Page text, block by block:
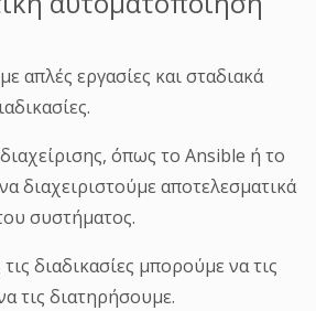
απλές εργασίες και σταδιακά
όπως το Ansible ή το
διαχειριστούμε αποτελεσματικά
συστήματος.
διαδικασίες μπορούμε να τις
τις διατηρήσουμε.